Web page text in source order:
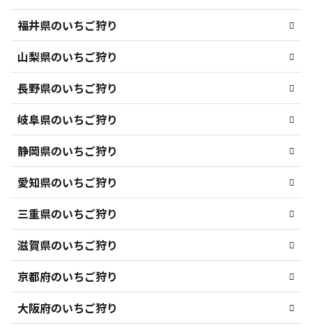
福井県のいちご狩り
山梨県のいちご狩り
長野県のいちご狩り
岐阜県のいちご狩り
静岡県のいちご狩り
愛知県のいちご狩り
三重県のいちご狩り
滋賀県のいちご狩り
京都府のいちご狩り
大阪府のいちご狩り